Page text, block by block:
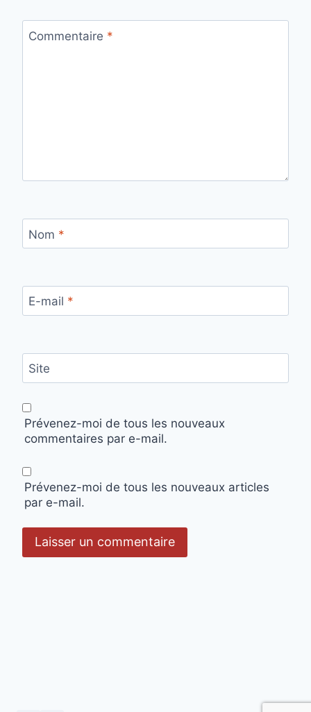
Commentaire *
Nom *
E-mail *
Site
Prévenez-moi de tous les nouveaux
commentaires par e-mail.
Prévenez-moi de tous les nouveaux articles
par e-mail.